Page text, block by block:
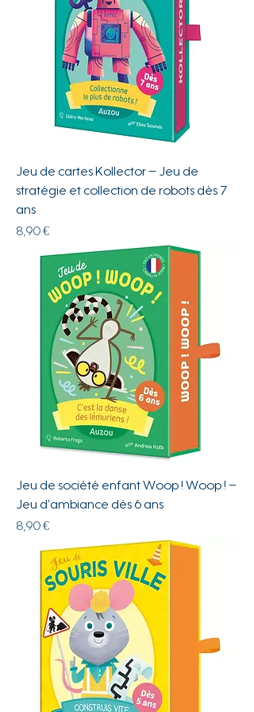
Jeu de cartes Kollector – Jeu de
stratégie et collection de robots dès 7
ans
Prix
8,90 €
Jeu de société enfant Woop ! Woop ! –
Jeu d’ambiance dès 6 ans
Prix
8,90 €